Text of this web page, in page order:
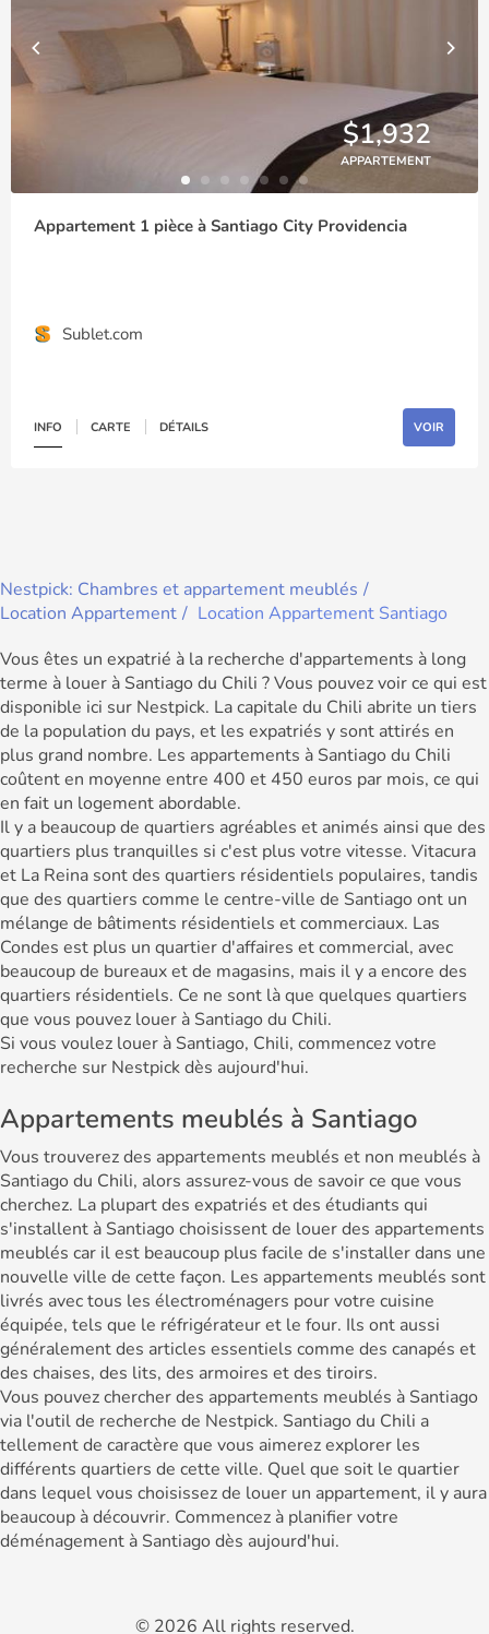
$1,932
APPARTEMENT
Appartement 1 pièce à Santiago City Providencia
Sublet.com
INFO CARTE DÉTAILS VOIR
Nestpick: Chambres et appartement meublés
Location Appartement
Location Appartement Santiago
Vous êtes un expatrié à la recherche d'appartements à long
terme à louer à Santiago du Chili ? Vous pouvez voir ce qui est
disponible ici sur Nestpick. La capitale du Chili abrite un tiers
de la population du pays, et les expatriés y sont attirés en
plus grand nombre. Les appartements à Santiago du Chili
coûtent en moyenne entre 400 et 450 euros par mois, ce qui
en fait un logement abordable.
Il y a beaucoup de quartiers agréables et animés ainsi que des
quartiers plus tranquilles si c'est plus votre vitesse. Vitacura
et La Reina sont des quartiers résidentiels populaires, tandis
que des quartiers comme le centre-ville de Santiago ont un
mélange de bâtiments résidentiels et commerciaux. Las
Condes est plus un quartier d'affaires et commercial, avec
beaucoup de bureaux et de magasins, mais il y a encore des
quartiers résidentiels. Ce ne sont là que quelques quartiers
que vous pouvez louer à Santiago du Chili.
Si vous voulez louer à Santiago, Chili, commencez votre
recherche sur Nestpick dès aujourd'hui.
Appartements meublés à Santiago
Vous trouverez des appartements meublés et non meublés à
Santiago du Chili, alors assurez-vous de savoir ce que vous
cherchez. La plupart des expatriés et des étudiants qui
s'installent à Santiago choisissent de louer des appartements
meublés car il est beaucoup plus facile de s'installer dans une
nouvelle ville de cette façon. Les appartements meublés sont
livrés avec tous les électroménagers pour votre cuisine
équipée, tels que le réfrigérateur et le four. Ils ont aussi
généralement des articles essentiels comme des canapés et
des chaises, des lits, des armoires et des tiroirs.
Vous pouvez chercher des appartements meublés à Santiago
via l'outil de recherche de Nestpick. Santiago du Chili a
tellement de caractère que vous aimerez explorer les
différents quartiers de cette ville. Quel que soit le quartier
dans lequel vous choisissez de louer un appartement, il y aura
beaucoup à découvrir. Commencez à planifier votre
déménagement à Santiago dès aujourd'hui.
© 2026 All rights reserved.